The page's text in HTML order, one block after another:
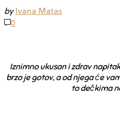
by Ivana Matas
0
Iznimno ukusan i zdrav
brzo je gotov, a od njega će
to dečkima